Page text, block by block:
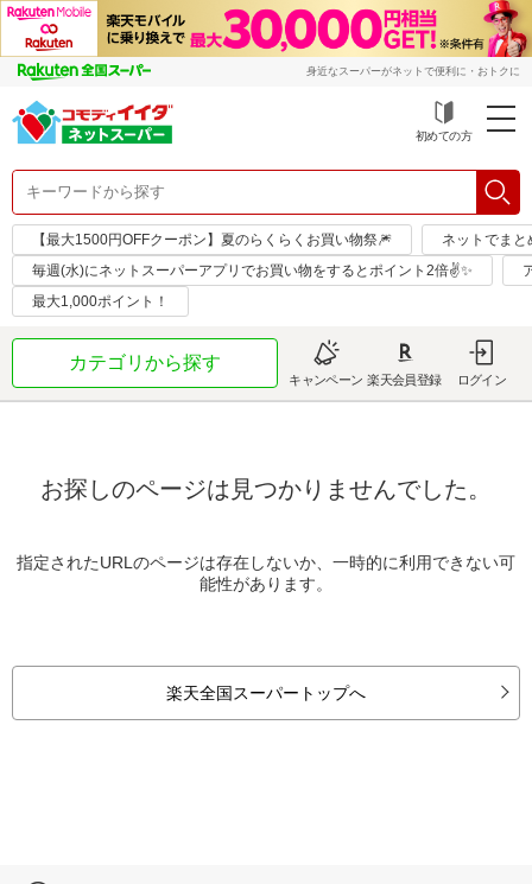
身近なスーパーがネットで便利に・おトクに
初めての方
【最大1500円OFFクーポン】夏のらくらくお買い物祭🎆
ネットでまと
毎週(水)にネットスーパーアプリでお買い物をするとポイント2倍✌✨
最大1,000ポイント！
カテゴリから探す
キャンペーン 楽天会員登録 ログイン
お探しのページは見つかりませんでした。
指定されたURLのページは存在しないか、一時的に利用できない可
能性があります。
楽天全国スーパートップへ